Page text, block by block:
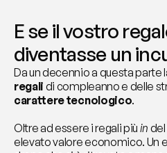
E se il vostro
diventasse un
Da un decennio a questa parte
regali
carattere tecnologico.
Oltre ad essere i regali più in
elevato valore economico. Un